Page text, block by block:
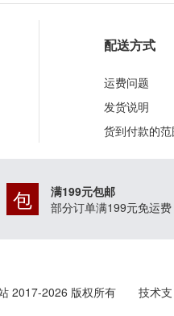
配送方式
运费问题
发货说明
货到付款的
包
满199元包邮
部分订单满199元免运费
2017-2026 版权所有 技术支